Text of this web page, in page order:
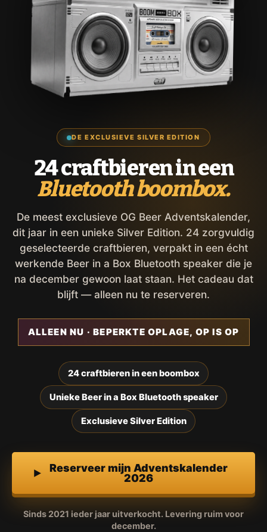
DE EXCLUSIEVE SILVER EDITION
24 craftbieren in een
Bluetooth boombox.
De meest exclusieve OG Beer Adventskalender,
dit jaar in een unieke Silver Edition. 24 zorgvuldig
geselecteerde craftbieren, verpakt in een écht
werkende Beer in a Box Bluetooth speaker die je
na december gewoon laat staan. Het cadeau dat
blijft — alleen nu te reserveren.
ALLEEN NU · BEPERKTE OPLAGE, OP IS OP
24 craftbieren in een boombox
Unieke Beer in a Box Bluetooth speaker
Exclusieve Silver Edition
Reserveer mijn Adventskalender
2026
Sinds 2021 ieder jaar uitverkocht. Levering ruim voor
december.